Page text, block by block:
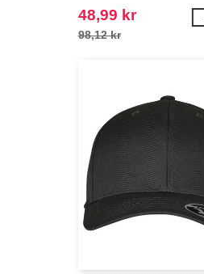
SNAPBACK
48,99 kr
98,12 kr